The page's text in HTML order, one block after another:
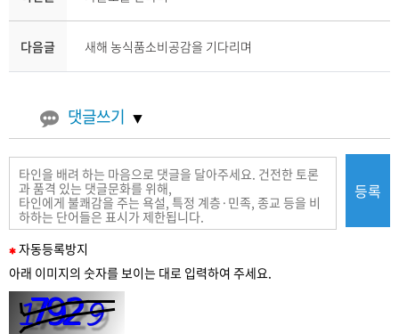
다음글 새해 농식품소비공감을 기다리며
댓글쓰기
필
수
력
자동등록방지
아래 이미지의 숫자를 보이는 대로 입력하여 주세요.
등록